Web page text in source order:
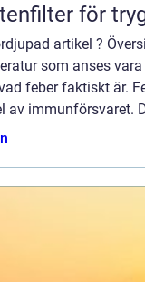
för
artikel ?
som anses
feber faktiskt är.
av immunförsvaret.